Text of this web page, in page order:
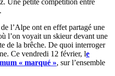
l’Alpe ont en effet partagé une
l’on voyait un skieur devant une
de la brêche. De quoi interroger
Ce vendredi 12 février, le
« marqué », sur l’ensemble